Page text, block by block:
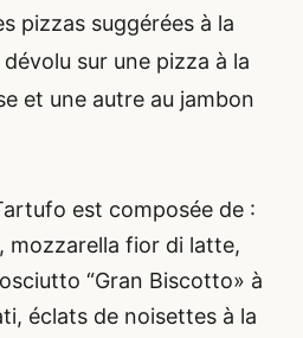
pizzas suggérées à la
sur une pizza à la
et une autre au jambon
est composée de :
mozzarella fior di latte,
“Gran Biscotto» à
éclats de noisettes à la